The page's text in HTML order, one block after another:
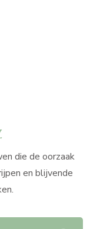
die de oorzaak
en blijvende